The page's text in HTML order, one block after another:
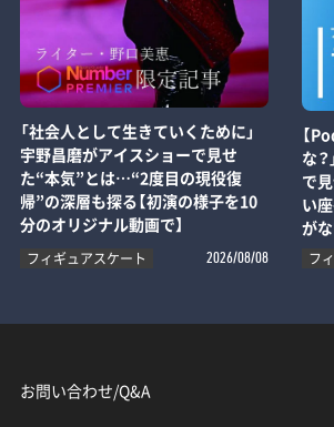
「社会人として生きていくために」
宇野昌磨がアイスショーで見せ
た“本気”とは…“2度目の現役復
帰”の深層も探る【初演の様子を10
分のオリジナル動画で】
フィギュアスケート 2026/08/08
【
な
で
い
が
フ
お問い合わせ/Q&A